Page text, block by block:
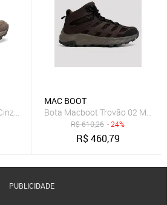
Masculino
MAC BOOT
Bota Macboot Trovão 02
R$610,26 - 24%
R$460,79
PUBLICIDADE